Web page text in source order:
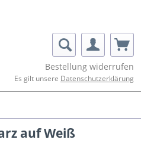
Bestellung widerrufen
Es gilt unsere Datenschutzerklärung
auf Weiß